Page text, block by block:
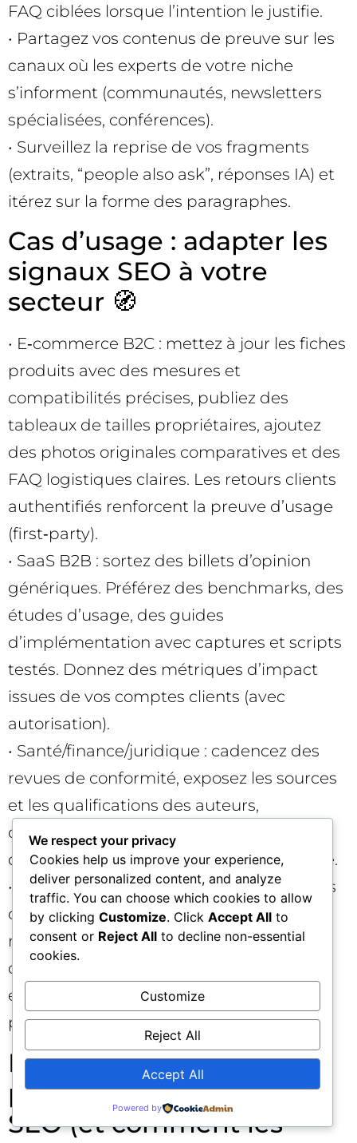
FAQ ciblées lorsque l’intention le justifie.
• Partagez vos contenus de preuve sur les
canaux où les experts de votre niche
s’informent (communautés, newsletters
spécialisées, conférences).
• Surveillez la reprise de vos fragments
(extraits, “people also ask”, réponses IA) et
itérez sur la forme des paragraphes.
Cas d’usage : adapter les
signaux SEO à votre
secteur 🧭
• E‑commerce B2C : mettez à jour les fiches
produits avec des mesures et
compatibilités précises, publiez des
tableaux de tailles propriétaires, ajoutez
des photos originales comparatives et des
FAQ logistiques claires. Les retours clients
authentifiés renforcent la preuve d’usage
(first‑party).
• SaaS B2B : sortez des billets d’opinion
génériques. Préférez des benchmarks, des
études d’usage, des guides
d’implémentation avec captures et scripts
testés. Donnez des métriques d’impact
issues de vos comptes clients (avec
autorisation).
• Santé/finance/juridique : cadencez des
revues de conformité, exposez les sources
et les qualifications des auteurs,
documentez la méthodologie. Le journal
de révision devient un signal SEO critique.
• Éducation/formation : intégrez des plans
de cours, des exercices corrigés, des
rubriques d’évaluation et des grilles de
compétences — autant d’unités
extractibles qui prouvent la maîtrise
pédagogique.
Erreurs fréquentes qui
plombent les signaux
SEO (et comment les
We respect your privacy
Cookies help us improve your experience,
deliver personalized content, and analyze
traffic. You can choose which cookies to allow
by clicking Customize. Click Accept All to
consent or Reject All to decline non-essential
cookies.
Customize
Reject All
Accept All
Powered by